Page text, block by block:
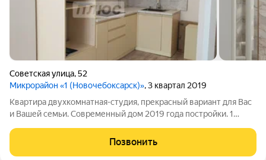
Советская улица,52
Микрорайон «1 (Новочебоксарск)», 3 квартал 2019
Квартира двухкомнатная-студия, прекрасный вариант для Вас
и Вашей семьи. Современный дом 2019 года постройки. 1
площадка, все необходимое рядом: магазины, остановка,
Ельниковская роща. Удобная
Позвонить